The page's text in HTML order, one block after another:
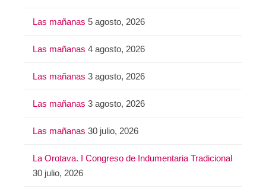
Las mañanas 5 agosto, 2026
Las mañanas 4 agosto, 2026
Las mañanas 3 agosto, 2026
Las mañanas 3 agosto, 2026
Las mañanas 30 julio, 2026
La Orotava. I Congreso de Indumentaria Tradicional
30 julio, 2026